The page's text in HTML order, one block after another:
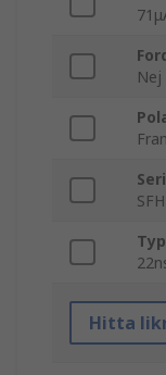
Nej
SFH
Hitta